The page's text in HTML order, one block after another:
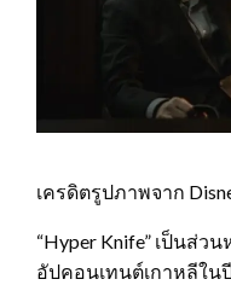
เครดิตรูปภาพจาก
“Hyper Knife” เป็นส่
อัปคอนเทนต์เกาหลีใน